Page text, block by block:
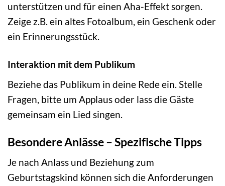
unterstützen und für einen Aha-Effekt sorgen.
Zeige z.B. ein altes Fotoalbum, ein Geschenk oder
ein Erinnerungsstück.
Interaktion mit dem Publikum
Beziehe das Publikum in deine Rede ein. Stelle
Fragen, bitte um Applaus oder lass die Gäste
gemeinsam ein Lied singen.
Besondere Anlässe – Spezifische Tipps
Je nach Anlass und Beziehung zum
Geburtstagskind können sich die Anforderungen